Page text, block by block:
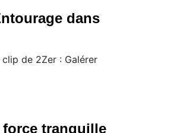
dans
de 2Zer : Galérer
force tranquille